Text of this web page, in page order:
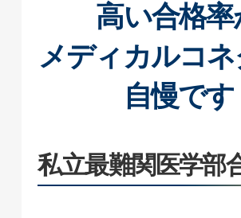
高い合格率
メディカルコ
自慢です
私立最難関医学部